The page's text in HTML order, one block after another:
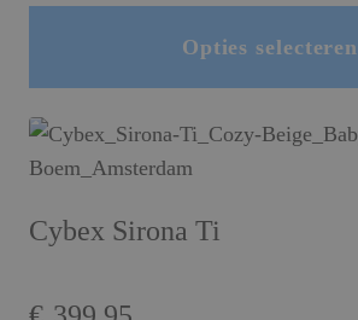
tot
€329.95
Opties selecteren
Cybex Sirona Ti